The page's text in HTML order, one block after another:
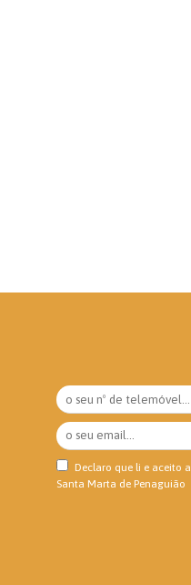
Declaro que li e aceito a
Santa Marta de Penaguião